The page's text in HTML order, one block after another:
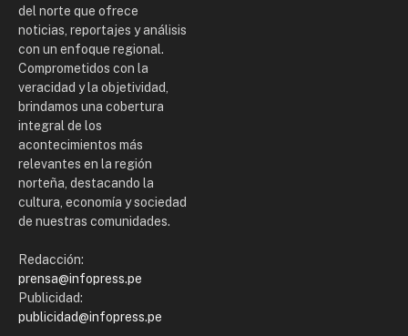
del norte que ofrece
noticias, reportajes y análisis
con un enfoque regional.
Comprometidos con la
veracidad y la objetividad,
brindamos una cobertura
integral de los
acontecimientos más
relevantes en la región
norteña, destacando la
cultura, economía y sociedad
de nuestras comunidades.
Redacción:
prensa@infopress.pe
Publicidad:
publicidad@infopress.pe